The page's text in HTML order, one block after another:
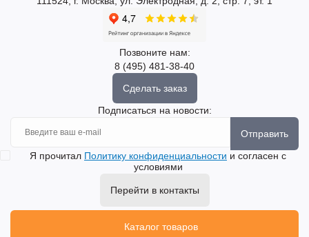
Позвоните нам:
8 (495) 481-38-40
Сделать заказ
Подписаться на новости:
Отправить
Я прочитал Политику конфиденциальности и согласен с
условиями
Перейти в контакты
Каталог товаров